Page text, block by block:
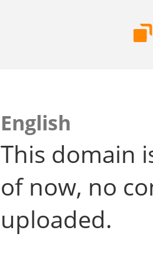
English
This domain
of now, no
uploaded.